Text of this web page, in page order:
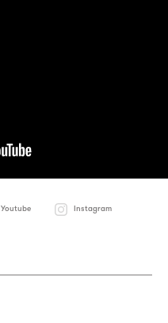
Youtube Instagram